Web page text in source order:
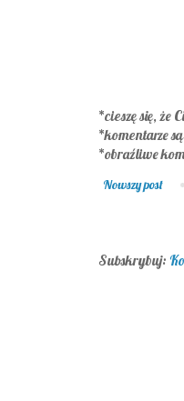
*cieszę się, że
*komentarze
*obraźliwe
Nowszy post
Subskrybuj: